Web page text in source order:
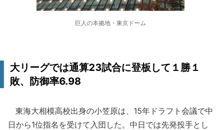
巨人の本拠地・東京ドーム
大リーグでは通算23試合に登板して１勝１
敗、防御率6.98
東海大相模高校出身の小笠原は、15年ドラフト会議で中
日から1位指名を受けて入団した。中日では先発投手とし